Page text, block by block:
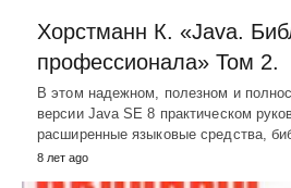
Хорстманн К. «Java.
профессионала» Том 2.
В этом надежном, полезном и
версии Java SE 8 практическом
расширенные языковые средства,
8 лет ago